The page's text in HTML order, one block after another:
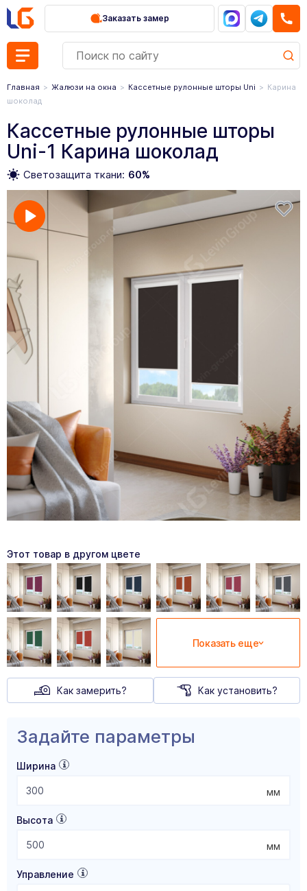
Заказать замер
Главная Жалюзи на окна Кассетные рулонные шторы Uni
Карина
шоколад
Кассетные рулонные шторы
Uni-1 Карина шоколад
Светозащита ткани: 60%
Этот товар в другом цвете
Показать еще
Как замерить? Как установить?
Задайте параметры
Ширина
мм
Высота
мм
Управление